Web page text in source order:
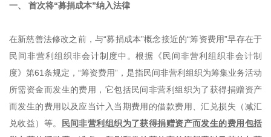
一、 首次将“募捐成本”纳入法律
在新慈善法修改之前，与“募捐成本”概念接近的“筹资费用”早存在于
民间非营利组织非会计制度中。根据《民间非营利组织非会计制
度》第61条规定，“筹资费用”，是指民间非营利组织为筹集业务活动
所需资金而发生的费用，它包括民间非营利组织为了获得捐赠资产
而发生的费用以及应当计入当期费用的借款费用、汇兑损失（减汇
兑收益）等。
民间非营利组织为了获得捐赠资产而发生的费用包括